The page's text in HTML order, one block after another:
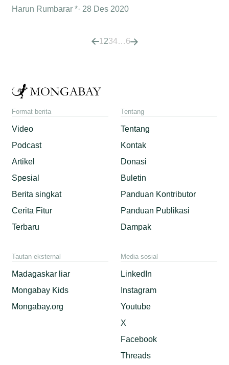
Harun Rumbarar * 28 Des 2020
1234…6
Format berita
Video
Podcast
Artikel
Spesial
Berita singkat
Cerita Fitur
Terbaru
Tentang
Tentang
Kontak
Donasi
Buletin
Panduan Kontributor
Panduan Publikasi
Dampak
Tautan eksternal
Madagaskar liar
Mongabay Kids
Mongabay.org
Media sosial
LinkedIn
Instagram
Youtube
X
Facebook
Threads